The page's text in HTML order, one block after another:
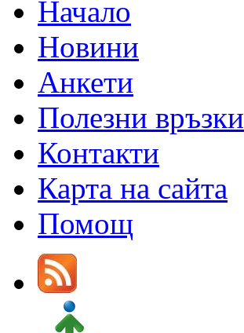
Начало
Новини
Анкети
Полезни връзки
Контакти
Карта на сайта
Помощ